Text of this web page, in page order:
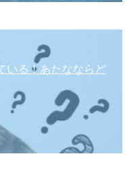
いる！あたなならど